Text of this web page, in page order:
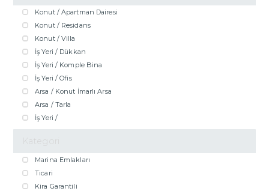
Konut / Apartman Dairesi
Konut / Residans
Konut / Villa
İş Yeri / Dükkan
İş Yeri / Komple Bina
İş Yeri / Ofis
Arsa / Konut İmarlı Arsa
Arsa / Tarla
İş Yeri /
Kategori
Marina Emlakları
Ticari
Kira Garantili